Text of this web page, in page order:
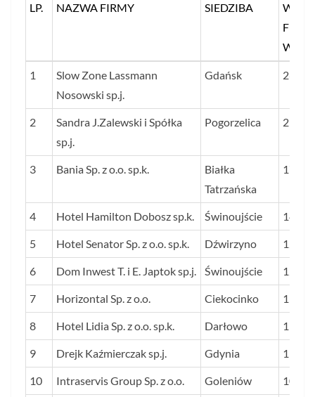
LP. NAZWA FIRMY SIEDZIBA
W
LP.
NAZWA FIRMY SIEDZIBA
W
1
Slow Zone Lassmann
Nosowski sp.j.
Gdańsk 263
2
Sandra J.Zalewski i Spółka
sp.j.
Pogorzelica 251
3 Bania Sp. z o.o. sp.k.
Białka
Tatrzańska
177
4 Hotel Hamilton Dobosz sp.k. Świnoujście 145
5 Hotel Senator Sp. z o.o. sp.k. Dźwirzyno 128
6 Dom Inwest T. i E. Japtok sp.j. Świnoujście 123
7 Horizontal Sp. z o.o. Ciekocinko 119
8 Hotel Lidia Sp. z o.o. sp.k. Darłowo 115
9 Drejk Kaźmierczak sp.j. Gdynia 113
10 Intraservis Group Sp. z o.o. Goleniów 107